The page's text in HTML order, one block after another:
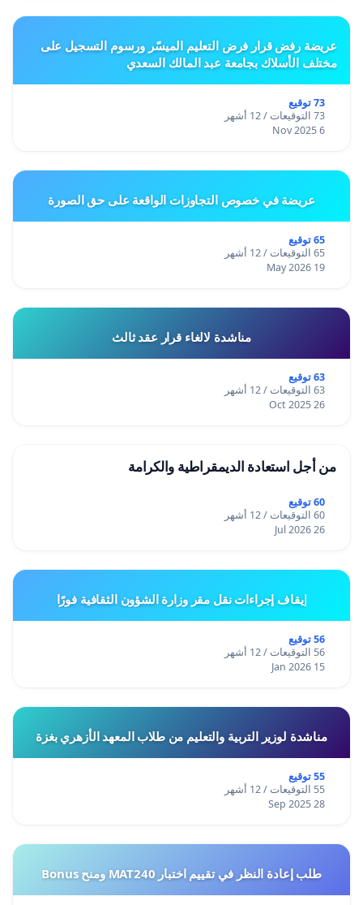
عريضة رفض قرار فرض التعليم الميسّر ورسوم التسجيل على
مختلف الأسلاك بجامعة عبد المالك السعدي
73 توقيع
73 التوقيعات / 12 أشهر
6 Nov 2025
عريضة في خصوص التجاوزات الواقعة على حق الصورة
65 توقيع
65 التوقيعات / 12 أشهر
19 May 2026
مناشدة لالغاء قرار عقد ثالث
63 توقيع
63 التوقيعات / 12 أشهر
26 Oct 2025
من أجل استعادة الديمقراطية والكرامة
60 توقيع
60 التوقيعات / 12 أشهر
26 Jul 2026
إيقاف إجراءات نقل مقر وزارة الشؤون الثقافية فورًا
56 توقيع
56 التوقيعات / 12 أشهر
15 Jan 2026
مناشدة لوزير التربية والتعليم من طلاب المعهد الأزهري بغزة
55 توقيع
55 التوقيعات / 12 أشهر
28 Sep 2025
طلب إعادة النظر في تقييم اختبار MAT240 ومنح Bonus